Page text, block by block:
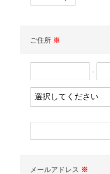
ご住所 ※
-
メールアドレス ※